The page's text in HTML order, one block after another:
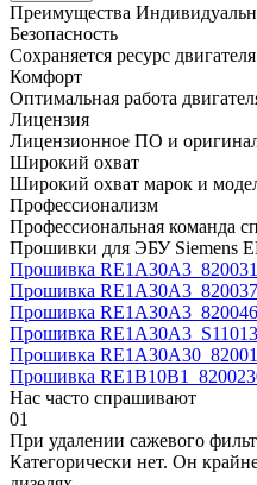
Преимущества
Безопасность
Сохраняется ресурс
Комфорт
Оптимальная работа
Лицензия
Лицензионное ПО и
Широкий охват
Широкий охват марок и
Профессионализм
Профессиональная команда
Прошивки для ЭБУ Siemens
Прошивка
Прошивка
Прошивка
Прошивка
Прошивка
Прошивка
Нас часто спрашивают
01
При удалении сажевого
Категорически нет. Он